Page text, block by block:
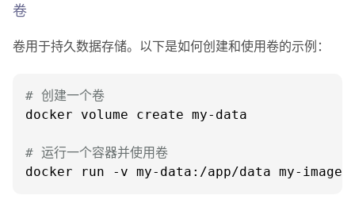
卷
卷用于持久数据存储。以下是如何创建和使用卷的示例：
# 创建一个卷
docker volume create my-data
# 运行一个容器并使用卷
docker run -v my-data:/app/data my-image